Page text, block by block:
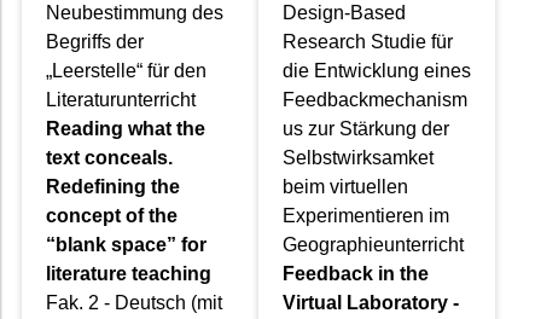
Neubestimmung des
Begriffs der
„Leerstelle“ für den
Literaturunterricht
Reading what the
text conceals.
Redefining the
concept of the
“blank space” for
literature teaching
Fak. 2 - Deutsch (mit
Design-Based
Research Studie für
die Entwicklung eines
Feedbackmechanism
us zur Stärkung der
Selbstwirksamket
beim virtuellen
Experimentieren im
Geographieunterricht
Feedback in the
Virtual Laboratory -